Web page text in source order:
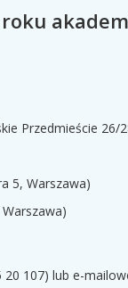
Przedmieście 26/
5, Warszawa)
107) lub e-